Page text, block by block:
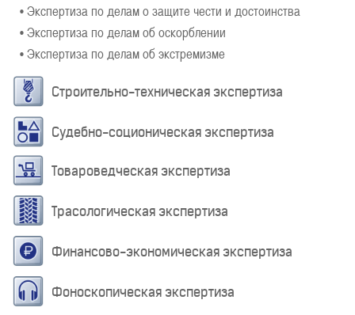
• Экспертиза по делам о защите чести и достоинства
• Экспертиза по делам об оскорблении
• Экспертиза по делам об экстремизме
Строительно-техническая экспертиза
Судебно-соционическая экспертиза
Товароведческая экспертиза
Трасологическая экспертиза
Финансово-экономическая экспертиза
Фоноскопическая экспертиза